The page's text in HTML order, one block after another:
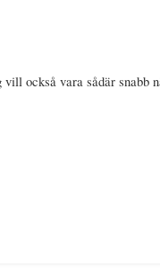
också vara sådär snabb